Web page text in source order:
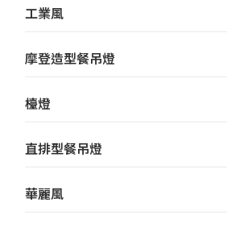
工業風
摩登造型餐吊燈
檯燈
直排型餐吊燈
華麗風